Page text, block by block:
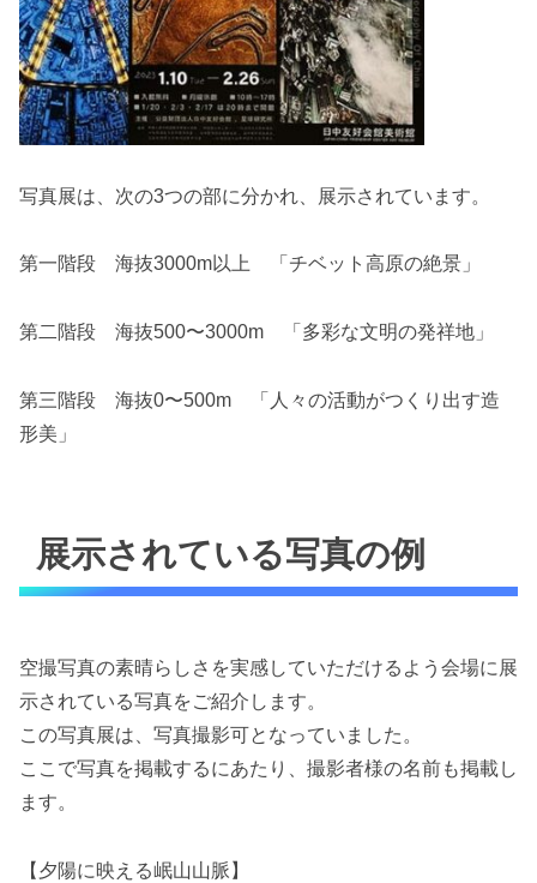
写真展は、次の3つの部に分かれ、展示されています。
第一階段 海抜3000m以上 「チベット高原の絶景」
第二階段 海抜500〜3000m 「多彩な文明の発祥地」
第三階段 海抜0〜500m 「人々の活動がつくり出す造
形美」
展示されている写真の例
空撮写真の素晴らしさを実感していただけるよう会場に展
示されている写真をご紹介します。
この写真展は、写真撮影可となっていました。
ここで写真を掲載するにあたり、撮影者様の名前も掲載し
ます。
【夕陽に映える岷山山脈】